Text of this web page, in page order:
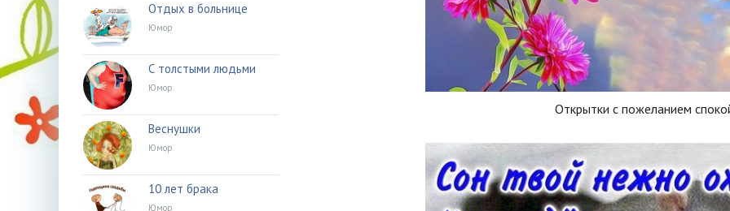
Открытки с пожеланием
Отдых в больнице
Юмор
С толстыми людьми
Юмор
Веснушки
Юмор
10 лет брака
Юмор